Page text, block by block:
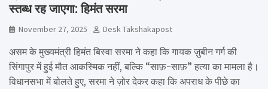
स्तब्ध रह जाएगा: हिमंत सरमा
November 27, 2025 Desk Takshakapost
असम के मुख्यमंत्री हिमंत बिस्वा सरमा ने कहा कि गायक ज़ुबीन गर्ग की
सिंगापुर में हुई मौत आकस्मिक नहीं, बल्कि “साफ़-साफ़” हत्या का मामला है।
विधानसभा में बोलते हुए, सरमा ने ज़ोर देकर कहा कि अपराध के पीछे का